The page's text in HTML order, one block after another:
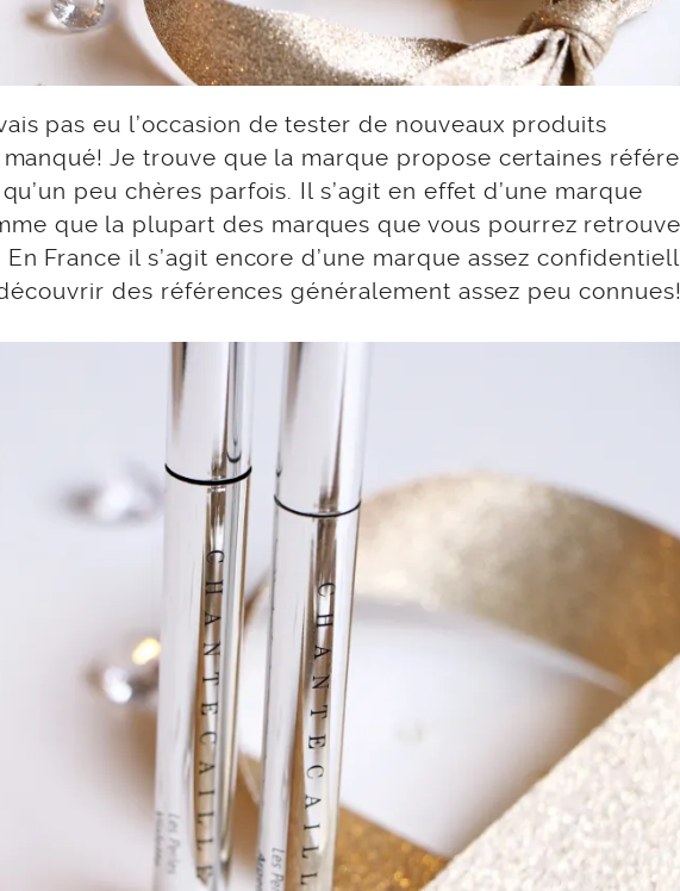
pas eu l’occasion de tester de nouveaux produits
Je trouve que la marque propose certaines
peu chères parfois. Il s’agit en effet d’une marque
que la plupart des marques que vous pourrez
France il s’agit encore d’une marque assez
des références généralement assez peu connues!